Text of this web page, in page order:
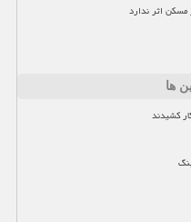
مسکن اثر ندارد
ها
کشیدند